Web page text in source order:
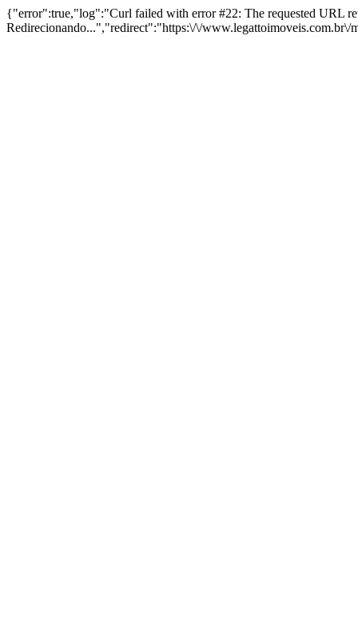
{"error":true,"log":"Curl failed with error #22: The requested URL
Redirecionando...","redirect":"https:\/\/www.legattoimoveis.com.br\/